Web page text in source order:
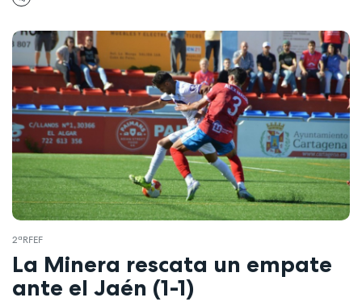
2ªRFEF
La Minera rescata un empate
ante el Jaén (1-1)